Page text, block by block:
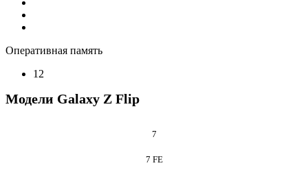
Оперативная память
12
Модели Galaxy Z Flip
7
7 FE